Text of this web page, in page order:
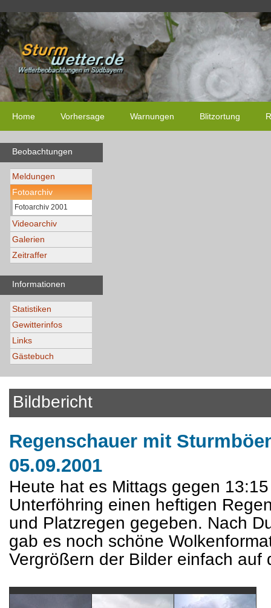
Home Vorhersage Warnungen Blitzortung
Beobachtungen
Meldungen
Fotoarchiv
Fotoarchiv 2001
Videoarchiv
Galerien
Zeitraffer
Informationen
Statistiken
Gewitterinfos
Links
Gästebuch
Bildbericht
Regenschauer mit
05.09.2001
Heute hat es Mittags gegen
Unterföhring einen heftigen
und Platzregen gegeben. Nach
gab es noch schöne
Vergrößern der Bilder einfach auf